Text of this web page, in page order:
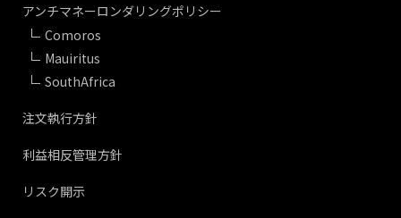
アンチマネーロンダリングポリシー
Comoros
Mauiritus
SouthAfrica
注文執行方針
利益相反管理方針
リスク開示